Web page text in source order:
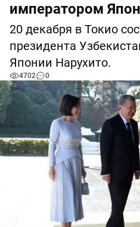
императором
20 декабря в Токио
президента
Японии Нарухито.
4702 0